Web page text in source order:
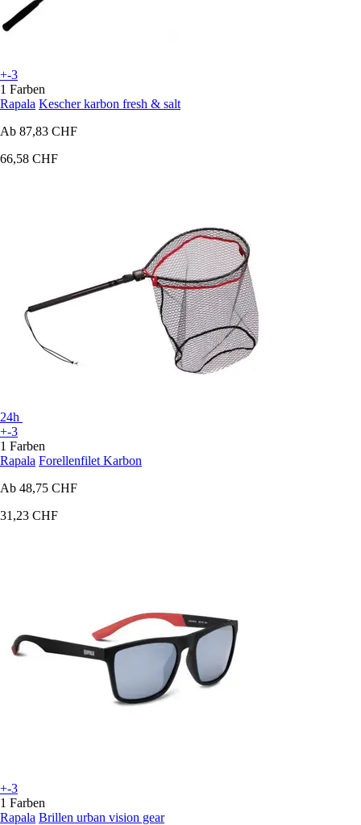
+-3
1 Farben
Rapala Kescher karbon fresh & salt
Ab 87,83 CHF
66,58 CHF
24h
+-3
1 Farben
Rapala Forellenfilet Karbon
Ab 48,75 CHF
31,23 CHF
+-3
1 Farben
Rapala Brillen urban vision gear